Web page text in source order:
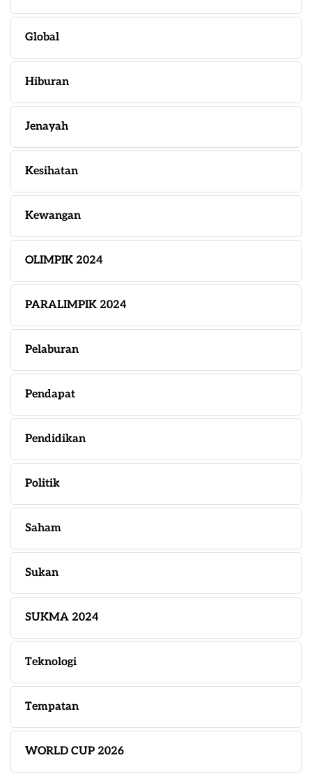
Global
Hiburan
Jenayah
Kesihatan
Kewangan
OLIMPIK 2024
PARALIMPIK 2024
Pelaburan
Pendapat
Pendidikan
Politik
Saham
Sukan
SUKMA 2024
Teknologi
Tempatan
WORLD CUP 2026